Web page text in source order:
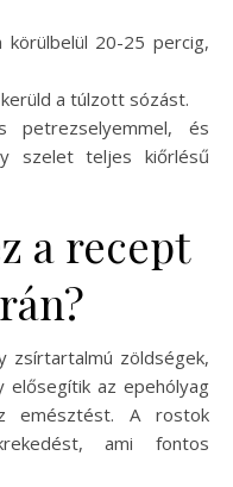
20-25 percig,
a túlzott sózást.
petrezselyemmel, és
szelet teljes kiőrlésű
a recept
zsírtartalmú zöldségek,
elősegítik az epehólyag
emésztést. A rostok
ami fontos